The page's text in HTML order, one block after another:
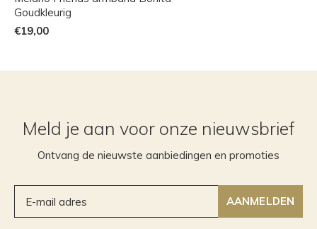
Goudkleurig
€19,00
Meld je aan voor onze nieuwsbrief
Ontvang de nieuwste aanbiedingen en promoties
AANMELDEN